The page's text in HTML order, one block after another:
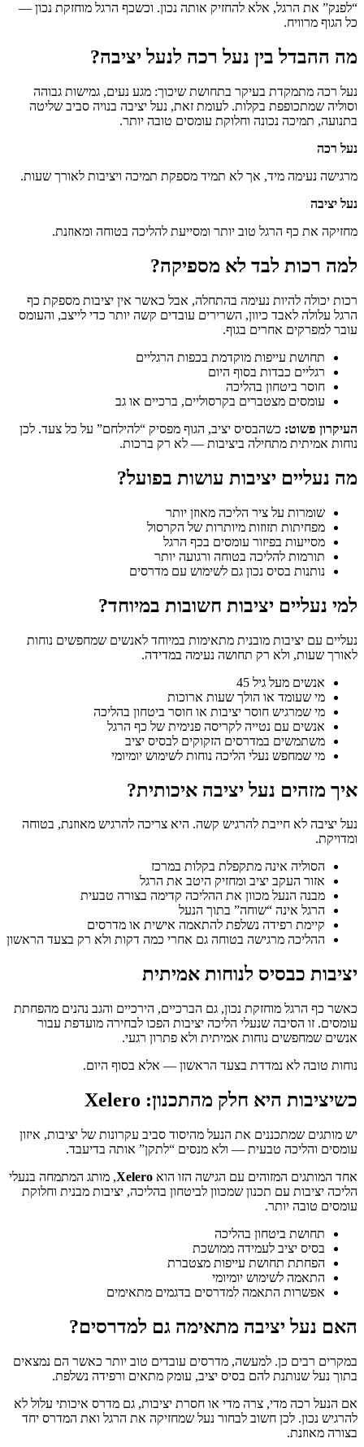
“לפנק” את הרגל, אלא להחזיק אותה נכון. וכשכף הרגל מוחזקת נכון —
כל הגוף מרוויח.
מה ההבדל בין נעל רכה לנעל יציבה?
נעל רכה מתמקדת בעיקר בתחושת שיכוך: מגע נעים, גמישות גבוהה
וסוליה שמתכופפת בקלות. לעומת זאת, נעל יציבה בנויה סביב שליטה
בתנועה, תמיכה נכונה וחלוקת עומסים טובה יותר.
נעל רכה
מרגישה נעימה מיד, אך לא תמיד מספקת תמיכה ויציבות לאורך שעות.
נעל יציבה
מחזיקה את כף הרגל טוב יותר ומסייעת להליכה בטוחה ומאוזנת.
למה רכות לבד לא מספיקה?
רכות יכולה להיות נעימה בהתחלה, אבל כאשר אין יציבות מספקת כף
הרגל עלולה לאבד כיוון, השרירים עובדים קשה יותר כדי לייצב, והעומס
עובר למפרקים אחרים בגוף.
תחושת עייפות מוקדמת בכפות הרגליים
רגליים כבדות בסוף היום
חוסר ביטחון בהליכה
עומסים מצטברים בקרסוליים, ברכיים או גב
העיקרון פשוט: כשהבסיס יציב, הגוף מפסיק “להילחם” על כל צעד. לכן
נוחות אמיתית מתחילה ביציבות — לא רק ברכות.
מה נעליים יציבות עושות בפועל?
שומרות על ציר הליכה מאוזן יותר
מפחיתות תזוזות מיותרות של הקרסול
מסייעות בפיזור עומסים בכף הרגל
תורמות להליכה בטוחה ורגועה יותר
נותנות בסיס נכון גם לשימוש עם מדרסים
למי נעליים יציבות חשובות במיוחד?
נעליים עם יציבות מובנית מתאימות במיוחד לאנשים שמחפשים נוחות
לאורך שעות, ולא רק תחושה נעימה במדידה.
אנשים מעל גיל 45
מי שעומד או הולך שעות ארוכות
מי שמרגיש חוסר יציבות או חוסר ביטחון בהליכה
אנשים עם נטייה לקריסה פנימית של כף הרגל
משתמשים במדרסים הזקוקים לבסיס יציב
מי שמחפש נעלי הליכה נוחות לשימוש יומיומי
איך מזהים נעל יציבה איכותית?
נעל יציבה לא חייבת להרגיש קשה. היא צריכה להרגיש מאוזנת, בטוחה
ומדויקת.
הסוליה אינה מתקפלת בקלות במרכז
אזור העקב יציב ומחזיק היטב את הרגל
מבנה הנעל מכוון את ההליכה קדימה בצורה טבעית
הרגל אינה “שוחה” בתוך הנעל
קיימת רפידה נשלפת להתאמה אישית או מדרסים
ההליכה מרגישה בטוחה גם אחרי כמה דקות ולא רק בצעד הראשון
יציבות כבסיס לנוחות אמיתית
כאשר כף הרגל מוחזקת נכון, גם הברכיים, הירכיים והגב נהנים מהפחתת
עומסים. זו הסיבה שנעלי הליכה יציבות הפכו לבחירה מועדפת עבור
אנשים שמחפשים נוחות אמיתית ולא פתרון רגעי.
נוחות טובה לא נמדדת בצעד הראשון — אלא בסוף היום.
כשיציבות היא חלק מהתכנון: Xelero
יש מותגים שמתכננים את הנעל מהיסוד סביב עקרונות של יציבות, איזון
עומסים והליכה טבעית — ולא מנסים “לתקן” אותה בדיעבד.
אחד המותגים המזוהים עם הגישה הזו הוא Xelero, מותג המתמחה בנעלי
הליכה יציבות עם תכנון שמכוון לביטחון בהליכה, יציבות מבנית וחלוקת
עומסים טובה יותר.
תחושת ביטחון בהליכה
בסיס יציב לעמידה ממושכת
הפחתת תחושת עייפות מצטברת
התאמה לשימוש יומיומי
אפשרות התאמה למדרסים בדגמים מתאימים
האם נעל יציבה מתאימה גם למדרסים?
במקרים רבים כן. למעשה, מדרסים עובדים טוב יותר כאשר הם נמצאים
בתוך נעל שנותנת להם בסיס יציב, עומק מתאים ורפידה נשלפת.
אם הנעל רכה מדי, צרה מדי או חסרת יציבות, גם מדרס איכותי עלול לא
להרגיש נכון. לכן חשוב לבחור נעל שמחזיקה את הרגל ואת המדרס יחד
בצורה מאוזנת.